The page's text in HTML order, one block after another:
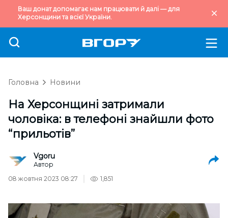
Ваш донат допомагає нам працювати й далі — для
Херсонщини та всієї України.
Головна Новини
На Херсонщині затримали
чоловіка: в телефоні знайшли фото
“прильотів”
Vgoru
Автор
08 жовтня 2023 08:27
1,851